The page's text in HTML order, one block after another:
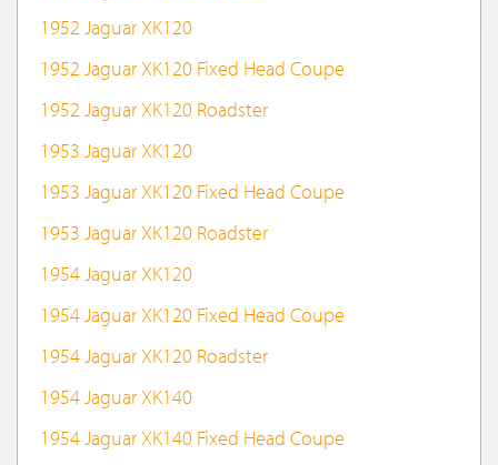
1952 Jaguar XK120
1952 Jaguar XK120 Fixed Head Coupe
1952 Jaguar XK120 Roadster
1953 Jaguar XK120
1953 Jaguar XK120 Fixed Head Coupe
1953 Jaguar XK120 Roadster
1954 Jaguar XK120
1954 Jaguar XK120 Fixed Head Coupe
1954 Jaguar XK120 Roadster
1954 Jaguar XK140
1954 Jaguar XK140 Fixed Head Coupe